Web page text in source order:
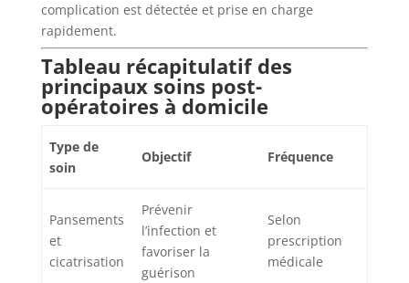
complication est détectée et prise en charge
rapidement.
Tableau récapitulatif des
principaux soins post-
opératoires à domicile
Type de
soin
Objectif Fréquence
Pansements
et
cicatrisation
Prévenir
l’infection et
favoriser la
guérison
Selon
prescription
médicale